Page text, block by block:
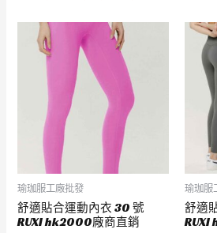
瑜珈服工廠批發
舒適貼合運動內衣 30 號
RUXI hk2000廠商直銷
瑜珈服
舒適
RUXI